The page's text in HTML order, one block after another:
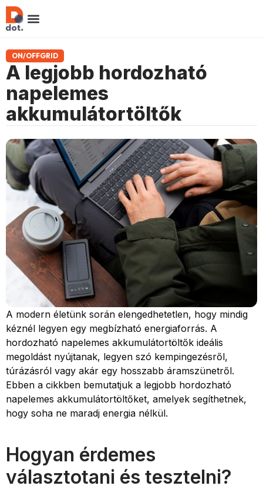
ON/OFFGRID
A legjobb hordozható
napelemes
akkumulátortöltők
A modern életünk során elengedhetetlen, hogy mindig
kéznél legyen egy megbízható energiaforrás. A
hordozható napelemes akkumulátortöltők ideális
megoldást nyújtanak, legyen szó kempingezésről,
túrázásról vagy akár egy hosszabb áramszünetről.
Ebben a cikkben bemutatjuk a legjobb hordozható
napelemes akkumulátortöltőket, amelyek segíthetnek,
hogy soha ne maradj energia nélkül.
Hogyan érdemes
választotani és tesztelni?